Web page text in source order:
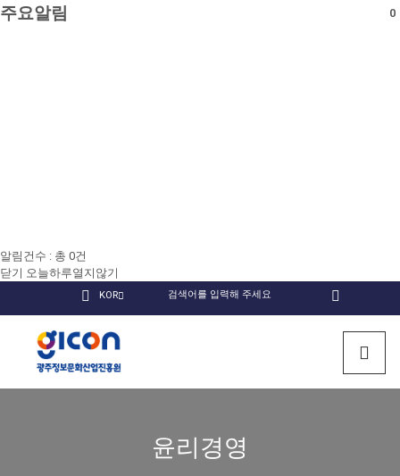
0
주요알림
알림건수 : 총 0건
닫기 오늘하루열지않기
회원
스
타
그
램
튜
브
이
스
북
KOR국
이
검
윤리경영